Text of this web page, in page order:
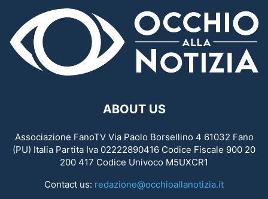
ABOUT US
Associazione FanoTV Via Paolo Borsellino 4 61032 Fano
(PU) Italia Partita Iva 02222890416 Codice Fiscale 900 20
200 417 Codice Univoco M5UXCR1
Contact us: redazione@occhioallanotizia.it